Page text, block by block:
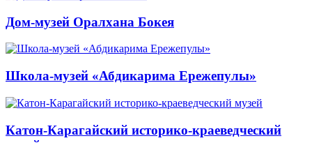
Дом-музей Оралхана Бокея
Школа-музей «Абдикарима Ережепулы»
Катон-Карагайский историко-краеведческий